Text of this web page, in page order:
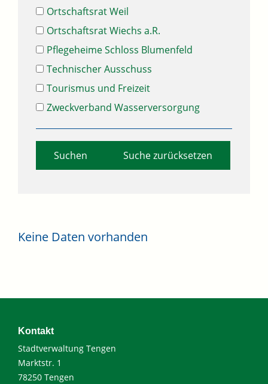
Ortschaftsrat Weil
Ortschaftsrat Wiechs a.R.
Pflegeheime Schloss Blumenfeld
Technischer Ausschuss
Tourismus und Freizeit
Zweckverband Wasserversorgung
Suche zurücksetzen
Keine Daten vorhanden
Kontakt
Stadtverwaltung Tengen
Marktstr. 1
78250 Tengen